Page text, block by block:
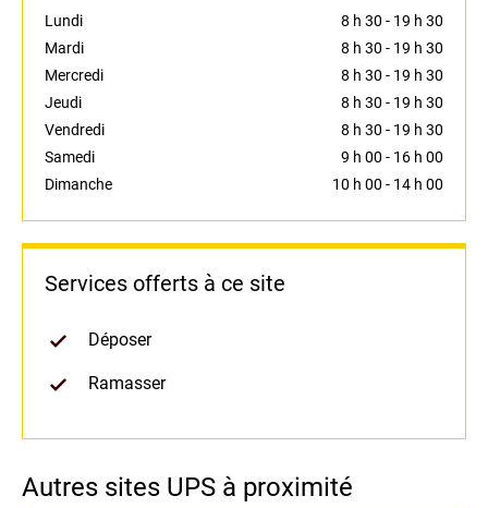
Lundi 8 h 30 - 19 h 30
Mardi
8 h 30 - 19 h 30
Mercredi
8 h 30 - 19 h 30
Jeudi
8 h 30 - 19 h 30
Vendredi
8 h 30 - 19 h 30
Samedi
9 h 00 - 16 h 00
Dimanche
10 h 00 - 14 h 00
Services offerts à ce site
Déposer
Ramasser
Autres sites UPS à proximité